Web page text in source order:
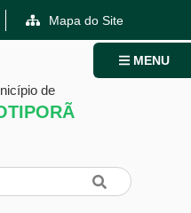
Mapa do Site
de
MENU